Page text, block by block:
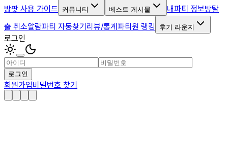
방팟 사용 가이드 커뮤니티 베스트 게시물 내파티 정보방탈
출 취소알람파티 자동찾기리뷰/통계파티원 랭킹 후기 라운지
로그인
로그인
회원가입비밀번호 찾기